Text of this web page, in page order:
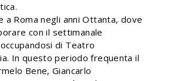
a Roma negli anni Ottanta, dove
con il settimanale
di Teatro
In questo periodo frequenta il
Bene, Giancarlo